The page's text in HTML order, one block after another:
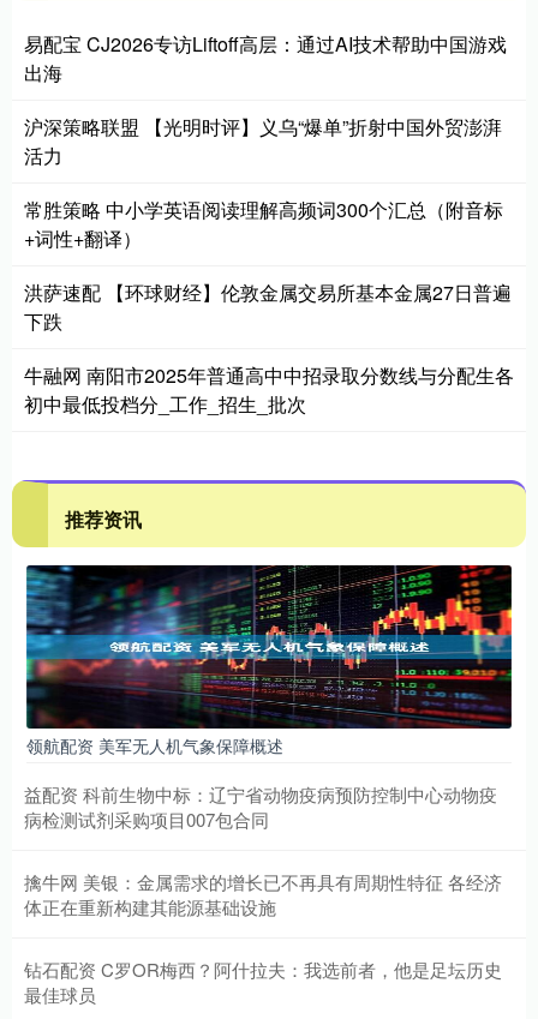
易配宝 CJ2026专访Liftoff高层：通过AI技术帮助中国游戏
出海
沪深策略联盟 【光明时评】义乌“爆单”折射中国外贸澎湃
活力
常胜策略 中小学英语阅读理解高频词300个汇总（附音标
+词性+翻译）
洪萨速配 【环球财经】伦敦金属交易所基本金属27日普遍
下跌
牛融网 南阳市2025年普通高中中招录取分数线与分配生各
初中最低投档分_工作_招生_批次
推荐资讯
领航配资 美军无人机气象保障概述
益配资 科前生物中标：辽宁省动物疫病预防控制中心动物疫
病检测试剂采购项目007包合同
擒牛网 美银：金属需求的增长已不再具有周期性特征 各经济
体正在重新构建其能源基础设施
钻石配资 C罗OR梅西？阿什拉夫：我选前者，他是足坛历史
最佳球员